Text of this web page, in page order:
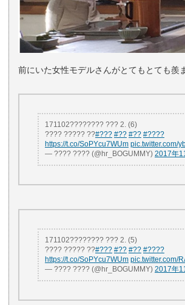
前にいた女性モデルさんがとてもとても羨
171102???????? ??? 2. (6)
???? ????? ??#??? #?? #?? #????
https://t.co/SoPYcu7WUm pic.twitter.com/
— ???? ???? (@hr_BOGUMMY) 2017年
171102???????? ??? 2. (5)
???? ????? ??#??? #?? #?? #????
https://t.co/SoPYcu7WUm pic.twitter.com/
— ???? ???? (@hr_BOGUMMY) 2017年